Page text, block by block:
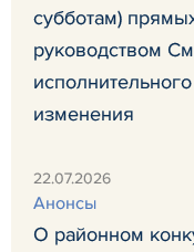
субботам)
руководством
изменения
22.07.2026
Анонсы
О районном